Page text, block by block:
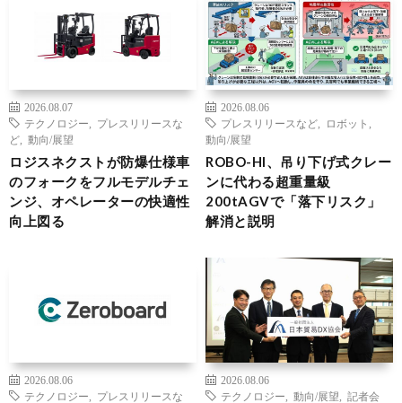
2026.08.07
テクノロジー
プレスリリースな
ど
動向/展望
ロジスネクストが防爆仕様車
のフォークをフルモデルチェ
ンジ、オペレーターの快適性
向上図る
2026.08.06
プレスリリースなど
ロボット
動向/展望
ROBO-HI、吊り下げ式クレー
ンに代わる超重量級
200tAGVで「落下リスク」
解消と説明
2026.08.06
テクノロジー
プレスリリースな
2026.08.06
テクノロジー
動向/展望
記者会